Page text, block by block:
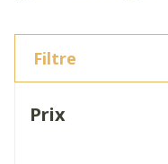
Filtre
Prix